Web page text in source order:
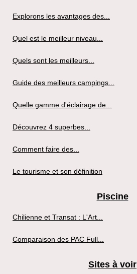
Explorons les avantages des...
Quel est le meilleur niveau...
Quels sont les meilleurs...
Guide des meilleurs campings...
Quelle gamme d'éclairage de...
Découvrez 4 superbes...
Comment faire des...
Le tourisme et son définition
Piscine
Chilienne et Transat : L'Art...
Comparaison des PAC Full...
Sites à voir